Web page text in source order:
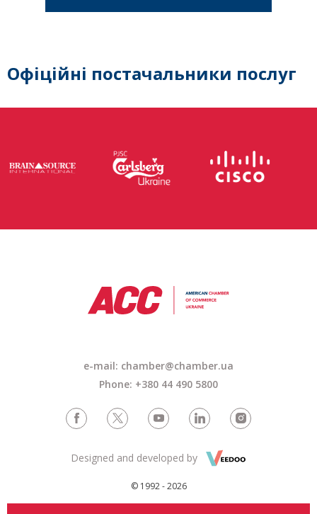
Офіційні постачальники послуг
e-mail: chamber@chamber.ua
Phone: +380 44 490 5800
© 1992 - 2026
Designed and developed by